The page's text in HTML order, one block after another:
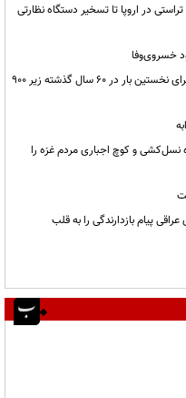
در اروپا تا تسخیر دستگاه نظارتی
خسروی‌وفا
سقوط تاریخی نرخ تولد در ایران؛ شمار نوزادان برای نخستین بار در ۶۰ سال گذشته زیر ۹۰۰
نسل‌کشی و کوچ اجباری مردم غزه را
پیام بازدارندگی را به قلب